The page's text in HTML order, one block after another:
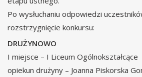
Po wysłuchaniu odpowiedzi
rozstrzygnięcie konkursu:
DRUŻYNOWO
I miejsce – I Liceum
opiekun drużyny – Joanna Piskorska